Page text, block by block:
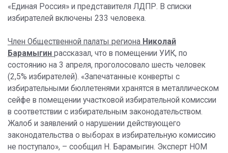
«Единая Россия» и представителя ЛДПР. В списки
избирателей включены 233 человека.
Член Общественной палаты региона Николай
Барамыгин рассказал, что в помещении УИК, по
состоянию на 3 апреля, проголосовало шесть человек
(2,5% избирателей). «Запечатанные конверты с
избирательными бюллетенями хранятся в металлическом
сейфе в помещении участковой избирательной комиссии
в соответствии с избирательным законодательством.
Жалоб и заявлений о нарушении действующего
законодательства о выборах в избирательную комиссию
не поступало», – сообщил Н. Барамыгин. Эксперт НОМ